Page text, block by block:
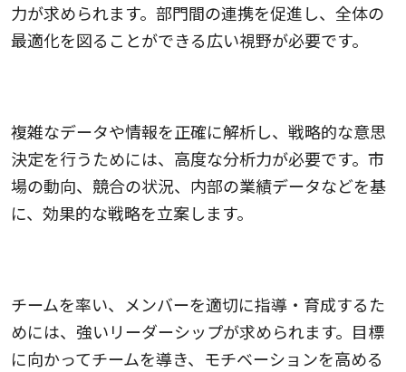
力が求められます。部門間の連携を促進し、全体の
最適化を図ることができる広い視野が必要です。
複雑なデータや情報を正確に解析し、戦略的な意思
決定を行うためには、高度な分析力が必要です。市
場の動向、競合の状況、内部の業績データなどを基
に、効果的な戦略を立案します。
チームを率い、メンバーを適切に指導・育成するた
めには、強いリーダーシップが求められます。目標
に向かってチームを導き、モチベーションを高める